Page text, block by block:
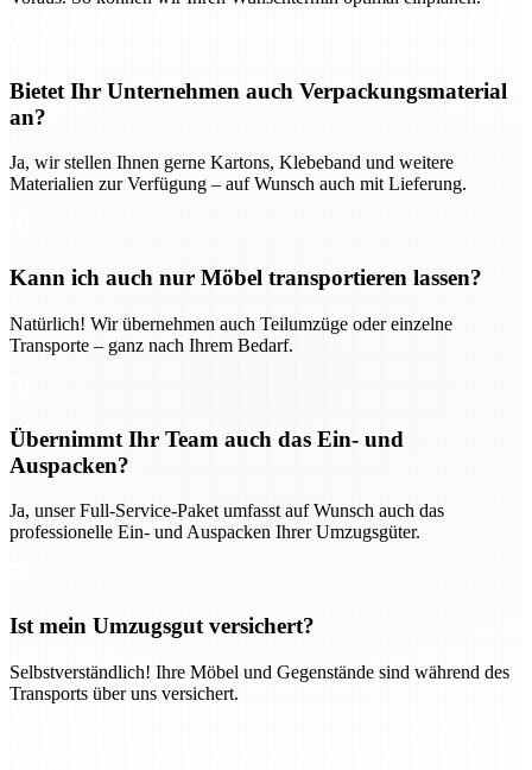
Bietet Ihr Unternehmen auch Verpackungsmaterial
an?
Ja, wir stellen Ihnen gerne Kartons, Klebeband und weitere
Materialien zur Verfügung – auf Wunsch auch mit Lieferung.
Kann ich auch nur Möbel transportieren lassen?
Natürlich! Wir übernehmen auch Teilumzüge oder einzelne
Transporte – ganz nach Ihrem Bedarf.
Übernimmt Ihr Team auch das Ein- und
Auspacken?
Ja, unser Full-Service-Paket umfasst auf Wunsch auch das
professionelle Ein- und Auspacken Ihrer Umzugsgüter.
Ist mein Umzugsgut versichert?
Selbstverständlich! Ihre Möbel und Gegenstände sind während des
Transports über uns versichert.